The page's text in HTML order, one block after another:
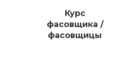
Курс
фасовщика /
фасовщицы